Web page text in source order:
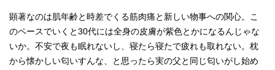
顕著なのは肌年齢と時差でくる筋肉痛と新しい物事への関心。こ
のペースでいくと30代には全身の皮膚が紫色とかになるんじゃな
いか。不安で夜も眠れないし、寝たら寝たで疲れも取れない。枕
から懐かしい匂いすんな、と思ったら実の父と同じ匂いがし始め